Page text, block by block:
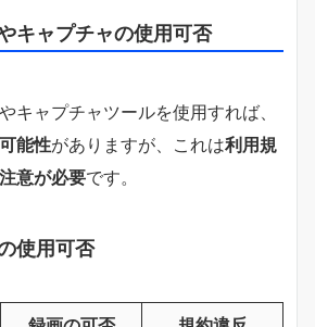
キャプチャの使用可否
キャプチャツールを使用すれば、
能性がありますが、これは利用規
意が必要です。
使用可否